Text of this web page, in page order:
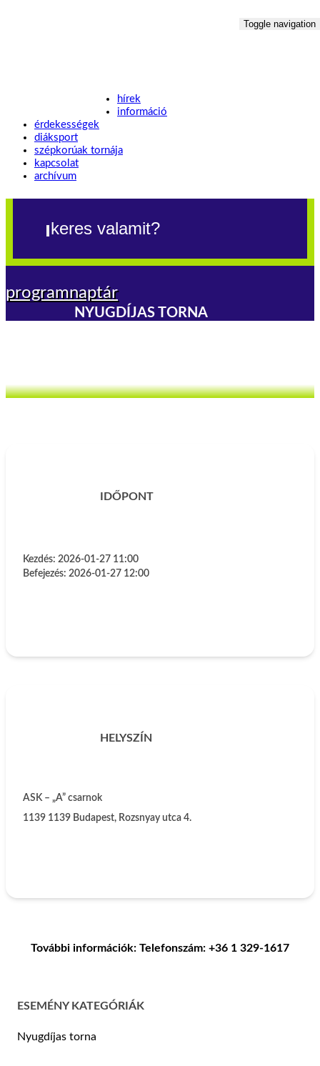
Toggle navigation
hírek
információ
érdekességek
diáksport
szépkorúak tornája
kapcsolat
archívum
programnaptár
NYUGDÍJAS TORNA
IDŐPONT
Kezdés: 2026-01-27 11:00
Befejezés: 2026-01-27 12:00
HELYSZÍN
ASK – „A” csarnok
1139 1139 Budapest, Rozsnyay utca 4.
További információk: Telefonszám: +36 1 329-1617
ESEMÉNY KATEGÓRIÁK
Nyugdíjas torna